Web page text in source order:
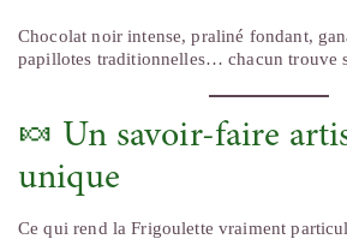
Chocolat noir intense, praliné fondant,
papillotes traditionnelles… chacun trouve
🍬 Un savoir-faire
unique
Ce qui rend la Frigoulette vraiment